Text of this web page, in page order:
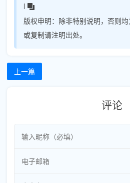
l
版权申明： 除非特别说明，否则
或复制请注明出处。
上一篇
评论